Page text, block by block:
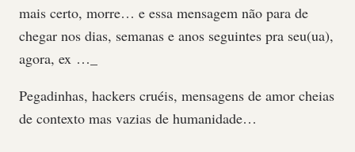
mais certo, morre… e essa mensagem não para de
chegar nos dias, semanas e anos seguintes pra seu(ua),
agora, ex …_
Pegadinhas, hackers cruéis, mensagens de amor cheias
de contexto mas vazias de humanidade…